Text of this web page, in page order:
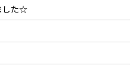
した☆